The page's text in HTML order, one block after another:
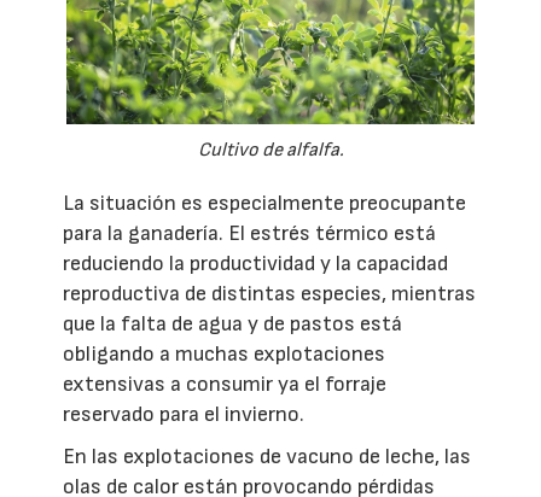
Cultivo de alfalfa.
La situación es especialmente preocupante
para la ganadería. El estrés térmico está
reduciendo la productividad y la capacidad
reproductiva de distintas especies, mientras
que la falta de agua y de pastos está
obligando a muchas explotaciones
extensivas a consumir ya el forraje
reservado para el invierno.
En las explotaciones de vacuno de leche, las
olas de calor están provocando pérdidas